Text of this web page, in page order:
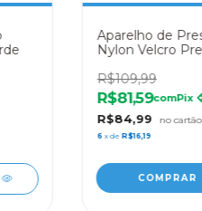
Aparelho de
Nylon Velcro
R$109,99
R$84,99
R$81,59comPix
6 x de R$16,19